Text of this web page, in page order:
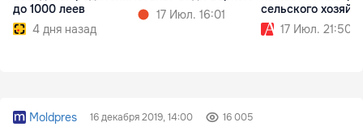
до 1000 леев
4 дня назад
17 Июл. 16:01
сельского
17 Июл. 21:50
Moldpres 16 декабря 2019, 14:00 16 005